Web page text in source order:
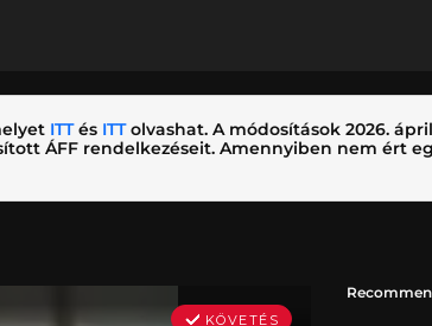
ITTés ITTolvashat. A módosítások 2026.
ÁFF rendelkezéseit. Amennyiben nem ért